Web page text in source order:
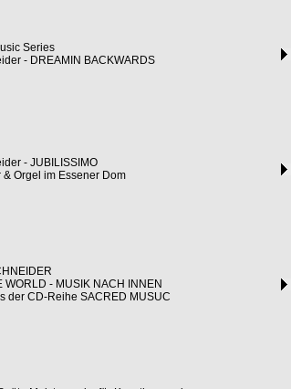
Series
- DREAMIN BACKWARDS
- JUBILISSIMO
& Orgel im Essener Dom
WORLD - MUSIK NACH INNEN
der CD-Reihe SACRED MUSUC